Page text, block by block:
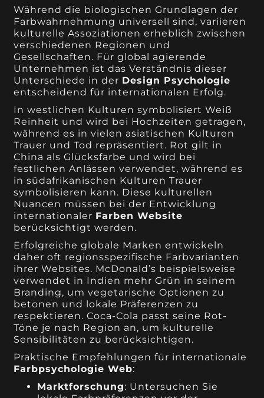
Während die biologischen Grundlagen der
Farbwahrnehmung universell sind, variieren
kulturelle Assoziationen erheblich zwischen
verschiedenen Regionen und
Gesellschaften. Für global agierende
Unternehmen ist das Verständnis dieser
Unterschiede in der Design Psychologie
entscheidend für internationalen Erfolg.
In westlichen Kulturen symbolisiert Weiß
Reinheit und wird bei Hochzeiten getragen,
während es in vielen asiatischen Kulturen
Trauer und Tod repräsentiert. Rot gilt in
China als Glücksfarbe und wird bei
festlichen Anlässen verwendet, während es
in südafrikanischen Kulturen Trauer
symbolisieren kann. Diese kulturellen
Nuancen müssen bei der Entwicklung
internationaler Farben Website
berücksichtigt werden.
Erfolgreiche globale Marken entwickeln
daher oft regionsspezifische Farbvarianten
ihrer Websites. McDonald’s beispielsweise
verwendet in Indien mehr Grün in seinem
Branding, um vegetarische Optionen zu
betonen und lokale Präferenzen zu
respektieren. Coca-Cola passt seine Rot-
Töne je nach Region an, um kulturelle
Sensibilitäten zu berücksichtigen.
Praktische Empfehlungen für internationale
Farbpsychologie Web:
Marktforschung: Untersuchen Sie